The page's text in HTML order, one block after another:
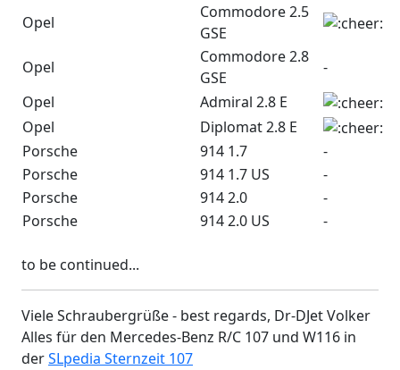
Opel
Commodore 2.5
GSE
Opel
Commodore 2.8
GSE
-
Opel
Admiral 2.8 E
Opel
Diplomat 2.8 E
Porsche
914 1.7
-
Porsche
914 1.7 US
-
Porsche
914 2.0
-
Porsche
914 2.0 US -
to be continued...
Viele Schraubergrüße - best regards, Dr-DJet Volker
Alles für den Mercedes-Benz R/C 107 und W116 in
derSLpedia Sternzeit 107